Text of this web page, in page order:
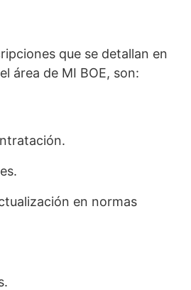
que se detallan en
área de MI BOE, son:
en normas